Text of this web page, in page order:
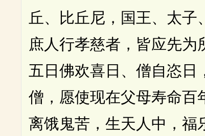
丘、比丘尼，国王、太
庶人行孝慈者，皆应先
五日佛欢喜日、僧自恣日
僧，愿使现在父母寿命百
离饿鬼苦，生天人中，福